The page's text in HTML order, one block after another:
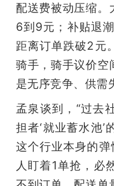
配送费被动压缩。
6到9元；补贴退
距离订单跌破2元
骑手，骑手议价空
是无序竞争、供需
孟泉谈到，“过去
担者‘就业蓄水池’
这个行业本身的
人盯着1单抢，必